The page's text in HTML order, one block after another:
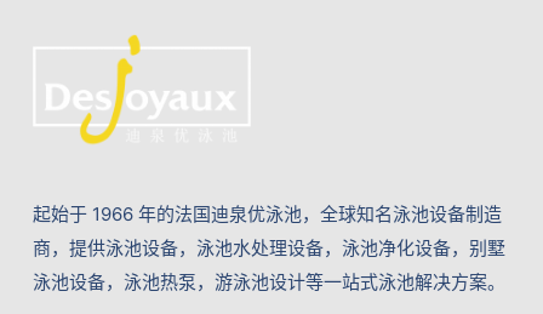
起始于 1966 年的法国迪泉优泳池，全球知名泳池设备制造
商，提供泳池设备，泳池水处理设备，泳池净化设备，别墅
泳池设备，泳池热泵，游泳池设计等一站式泳池解决方案。